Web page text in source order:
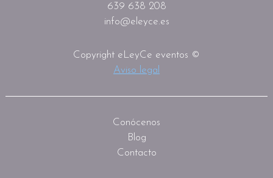
639 638 208
info@eleyce.es
Copyright eLeyCe eventos ©
Aviso legal
Conócenos
Blog
Contacto